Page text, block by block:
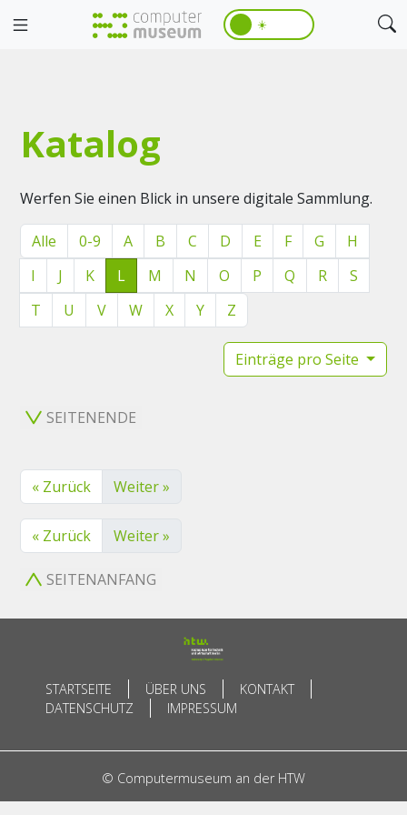
☀️
Katalog
Werfen Sie einen Blick in unsere digitale Sammlung.
Alle 0-9 A B C D E F G
H
I
J K L M N O P Q R
S
T
U V W X Y Z
Einträge pro Seite
SEITENENDE
« Zurück Weiter »
« Zurück Weiter »
SEITENANFANG
STARTSEITE ÜBER UNS
KONTAKT
DATENSCHUTZ
IMPRESSUM
© Computermuseum an der HTW